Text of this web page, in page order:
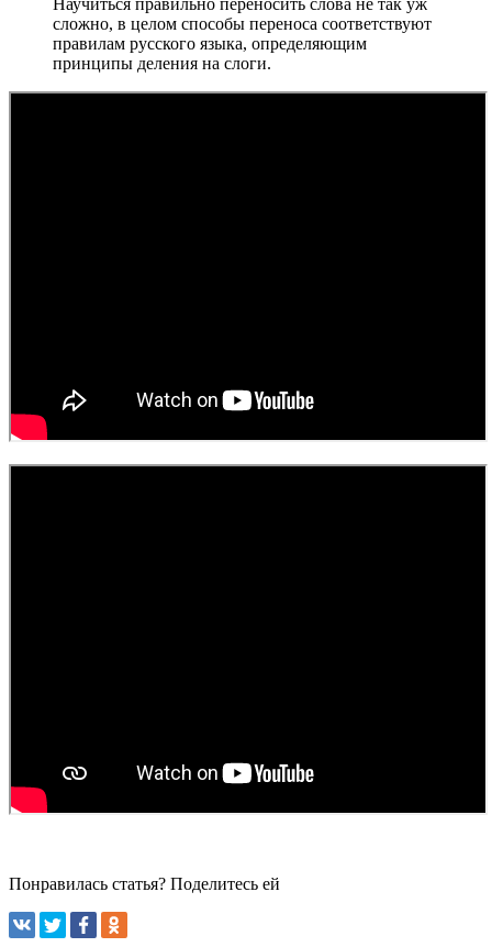
Научиться правильно переносить слова не так уж
сложно, в целом способы переноса соответствуют
правилам русского языка, определяющим
принципы деления на слоги.
Понравилась статья? Поделитесь ей